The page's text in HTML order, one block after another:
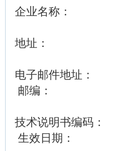
企业名称：
地址：
电子邮件地址：
邮编：
技术说明书编码：
生效日期：